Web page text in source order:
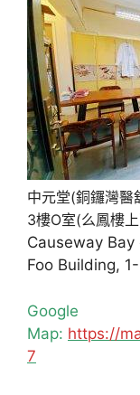
中元堂(銅鑼灣醫
3樓O室(么鳳樓
Causeway
Foo Building,
Google
Map: https://
7